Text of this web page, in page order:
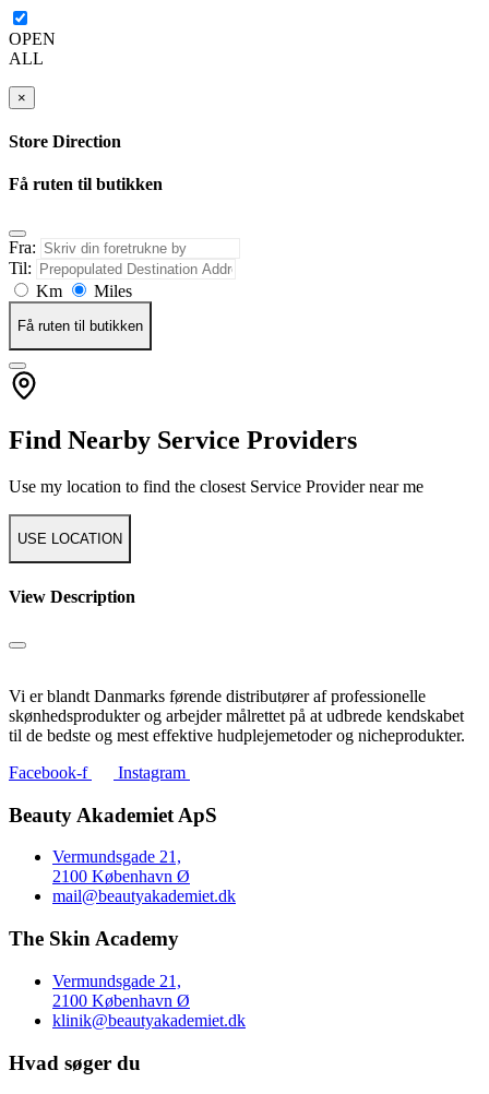
OPEN
ALL
×
Store Direction
Få ruten til butikken
Fra:
Til:
Km
Miles
Få ruten til butikken
Find Nearby Service Providers
Use my location to find the closest Service Provider near me
USE LOCATION
View Description
Vi er blandt Danmarks førende distributører af professionelle
skønhedsprodukter og arbejder målrettet på at udbrede kendskabet
til de bedste og mest effektive hudplejemetoder og nicheprodukter.
Facebook-f
Instagram
Beauty Akademiet ApS
Vermundsgade 21,
2100 København Ø
mail@beautyakademiet.dk
The Skin Academy
Vermundsgade 21,
2100 København Ø
klinik@beautyakademiet.dk
Hvad søger du